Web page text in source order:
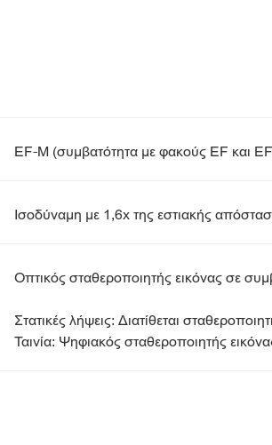
EF-M (συμβατότητα με φακούς EF και
Ισοδύναμη με 1,6x της εστιακής
Οπτικός σταθεροποιητής εικόνας σε
Στατικές λήψεις: Διατίθεται
Ταινία: Ψηφιακός σταθεροποιητής